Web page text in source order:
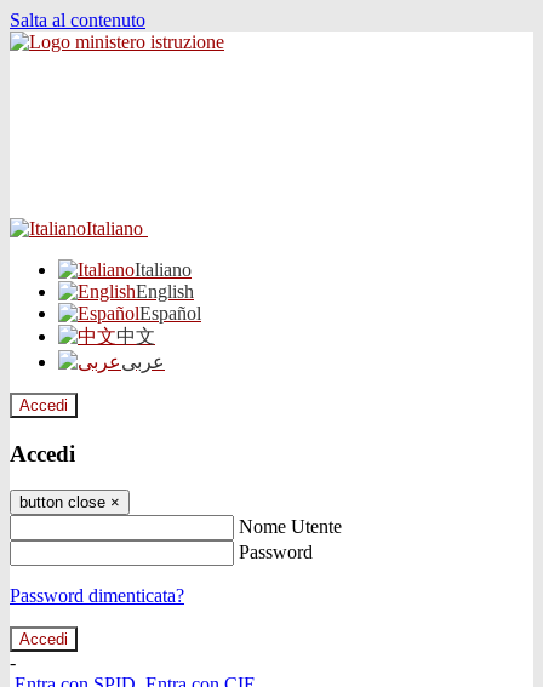
Salta al contenuto
Italiano
Italiano
English
Español
中文
عربى
Accedi
Accedi
button close ×
Nome Utente
Password
Password dimenticata?
-